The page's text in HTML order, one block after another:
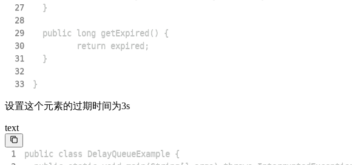
27
28
29
30
31
32
33
}
设置这个元素的过期时间为3s
text
1